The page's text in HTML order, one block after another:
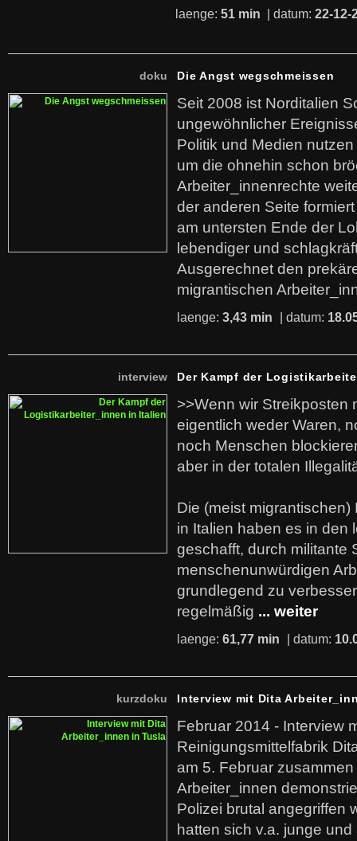
laenge: 51 min | datum: 22-12-
doku Die Angst wegschmeissen
Seit 2008 ist Norditalien
ungewöhnlicher
Politik und Medien
um die ohnehin schon
Arbeiter_innenrechte
der anderen Seite
am untersten Ende der
lebendiger und
Ausgerechnet den
migrantischen
laenge: 3,43 min | datum:
interview Der Kampf der
>>Wenn wir Streikposten
eigentlich weder Waren,
noch Menschen
aber in der totalen
Die (meist
in Italien haben es in den
geschafft, durch militante
menschenunwürdigen
grundlegend zu
regelmäßig ... weiter
laenge: 61,77 min | datum:
kurzdoku Interview mit Dita
Februar 2014 - Interview
Reinigungsmittelfabrik
am 5. Februar
Arbeiter_innen
Polizei brutal angegriffen
hatten sich v.a. junge